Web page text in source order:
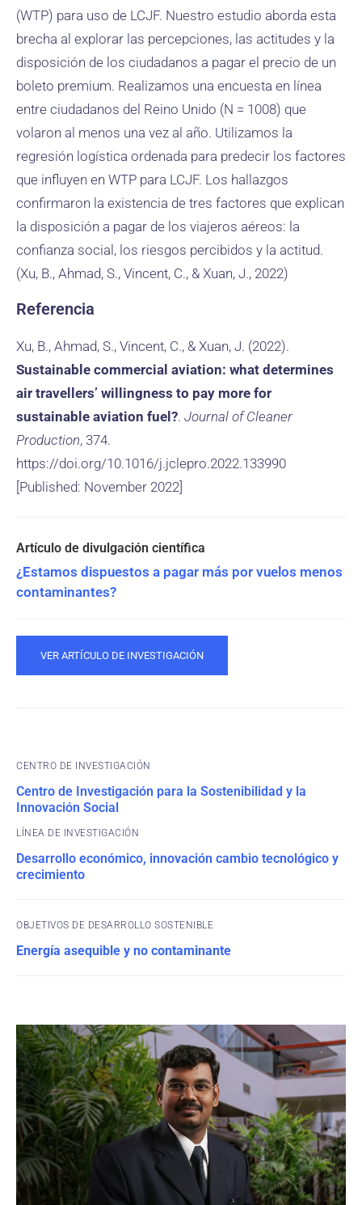
(WTP) para uso de LCJF. Nuestro estudio aborda esta
brecha al explorar las percepciones, las actitudes y la
disposición de los ciudadanos a pagar el precio de un
boleto premium. Realizamos una encuesta en línea
entre ciudadanos del Reino Unido (N = 1008) que
volaron al menos una vez al año. Utilizamos la
regresión logística ordenada para predecir los factores
que influyen en WTP para LCJF. Los hallazgos
confirmaron la existencia de tres factores que explican
la disposición a pagar de los viajeros aéreos: la
confianza social, los riesgos percibidos y la actitud.
(Xu, B., Ahmad, S., Vincent, C., & Xuan, J., 2022)
Referencia
Xu, B., Ahmad, S., Vincent, C., & Xuan, J. (2022).
Sustainable commercial aviation: what determines
air travellers’ willingness to pay more for
sustainable aviation fuel?. Journal of Cleaner
Production, 374.
https://doi.org/10.1016/j.jclepro.2022.133990
[Published: November 2022]
¿Estamos dispuestos a pagar más por vuelos menos
contaminantes?
VER ARTÍCULO DE INVESTIGACIÓN
CENTRO DE INVESTIGACIÓN
Centro de Investigación para la Sostenibilidad y la
Innovación Social
Desarrollo económico, innovación cambio tecnológico y
crecimiento
OBJETIVOS DE DESARROLLO SOSTENIBLE
Energía asequible y no contaminante